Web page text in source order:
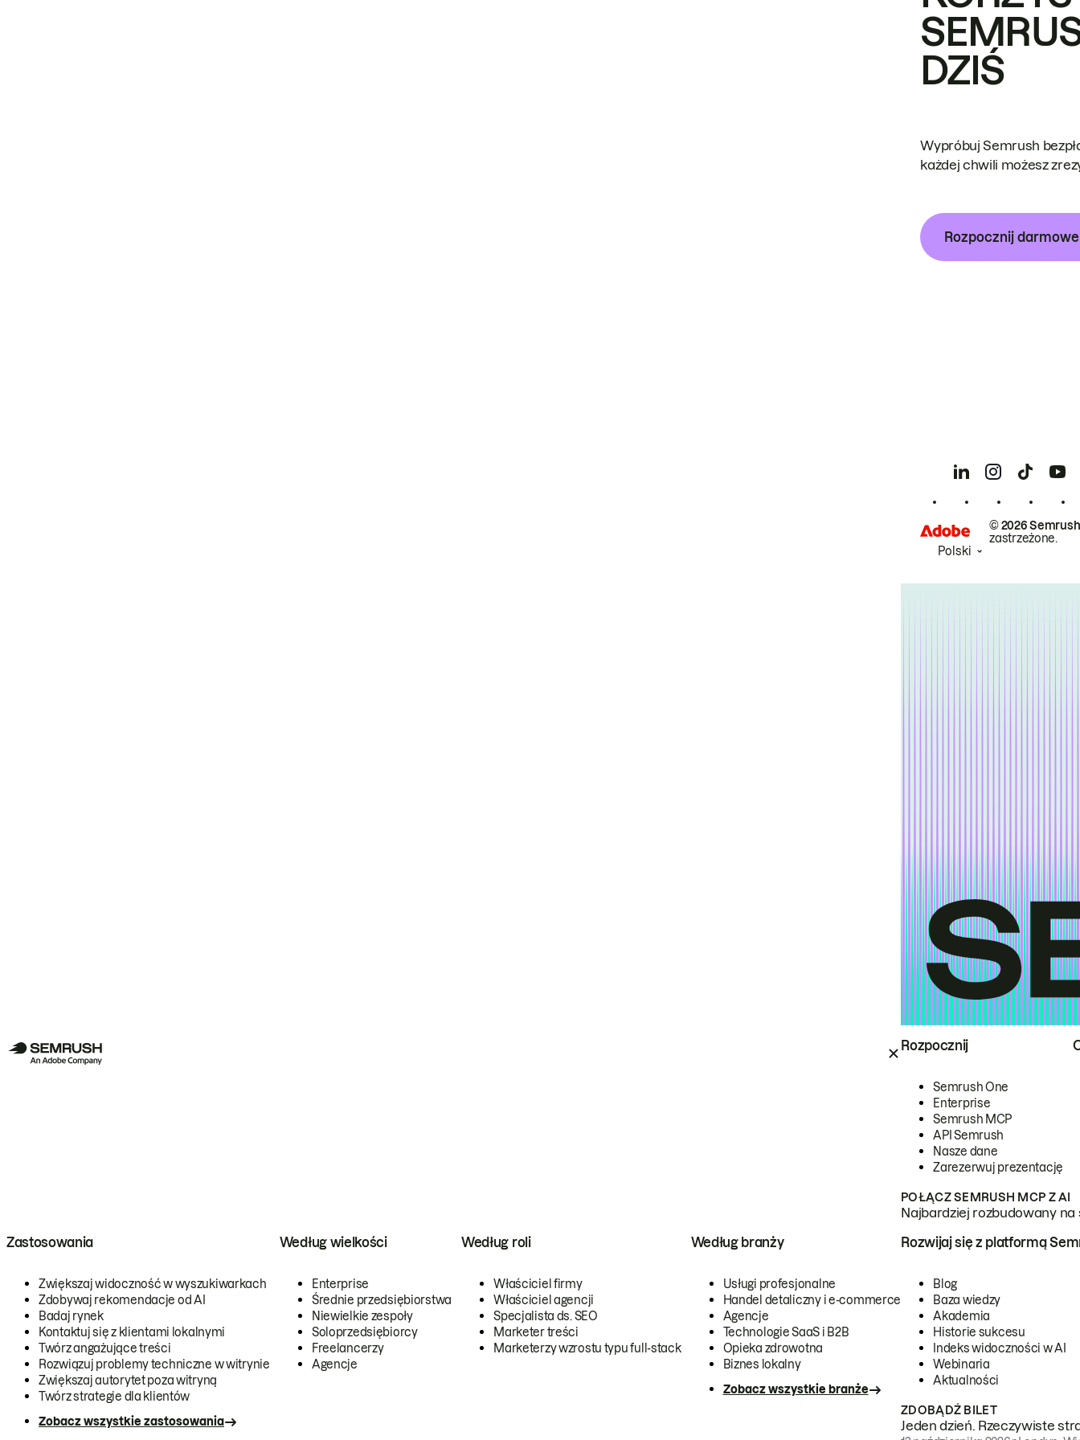
Rozpocznij
Semrush One
Enterprise
Semrush MCP
API Semrush
Nasze dane
Zarezerwuj prezentację
POŁĄCZ SEMRUSH MCP Z AI
Najbardziej rozbudowany
Zastosowania
Zwiększaj widoczność w wyszukiwarkach
Zdobywaj rekomendacje od AI
Badaj rynek
Kontaktuj się z klientami lokalnymi
Twórz angażujące treści
Rozwiązuj problemy techniczne w witrynie
Zwiększaj autorytet poza witryną
Twórz strategie dla klientów
Zobacz wszystkie zastosowania
Według wielkości
Enterprise
Średnie przedsiębiorstwa
Niewielkie zespoły
Soloprzedsiębiorcy
Freelancerzy
Agencje
Według roli
Właściciel firmy
Właściciel agencji
Specjalista ds. SEO
Marketer treści
Marketerzy wzrostu typu full-stack
Według branży
Usługi profesjonalne
Handel detaliczny i e-commerce
Agencje
Technologie SaaS i B2B
Opieka zdrowotna
Biznes lokalny
Zobacz wszystkie branże
Rozwijaj się z platformą
Blog
Baza wiedzy
Akademia
Historie sukcesu
Indeks widoczności w AI
Webinaria
Aktualności
ZDOBĄDŹ BILET
Jeden dzień. Rzeczywiste
DZIŚ
Wypróbuj Semrush
każdej chwili możesz
Rozpocznij
© 2026
zastrzeżone.
Polski